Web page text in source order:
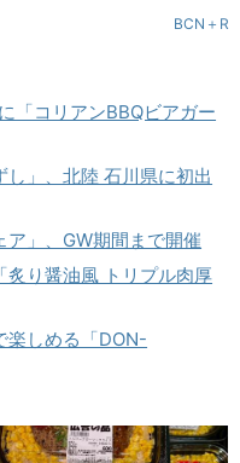
BCN＋R
「コリアンBBQビアガー
」、北陸 石川県に初出
」、GW期間まで開催
炙り醤油風 トリプル肉厚
楽しめる「DON-